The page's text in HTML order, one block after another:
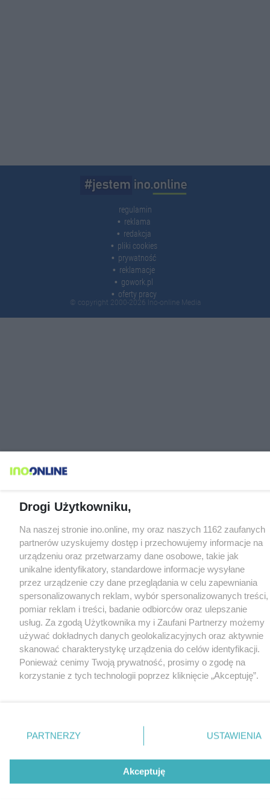
regulamin
reklama
redakcja
pliki cookies
prywatność
reklamacje
gowork.pl
oferty pracy
© copyright 2000-2026 Ino-online Media
Drogi Użytkowniku,
Na naszej stronie ino.online, my oraz naszych 1162 zaufanych
partnerów uzyskujemy dostęp i przechowujemy informacje na
urządzeniu oraz przetwarzamy dane osobowe, takie jak
unikalne identyfikatory, standardowe informacje wysyłane
przez urządzenie czy dane przeglądania w celu zapewniania
spersonalizowanych reklam, wybór spersonalizowanych treści,
pomiar reklam i treści, badanie odbiorców oraz ulepszanie
usług. Za zgodą Użytkownika my i Zaufani Partnerzy możemy
używać dokładnych danych geolokalizacyjnych oraz aktywnie
skanować charakterystykę urządzenia do celów identyfikacji.
Ponieważ cenimy Twoją prywatność, prosimy o zgodę na
korzystanie z tych technologii poprzez kliknięcie „Akceptuję”.
nie wymagają zgody użytkownika, ale masz prawo sprzeciwić
się takiemu przetwarzaniu. Preferencje będą miały
Zapoznaj się z poniższymi informacjami, abyś mógł świadomie
PARTNERZY USTAWIENIA
Akceptuję